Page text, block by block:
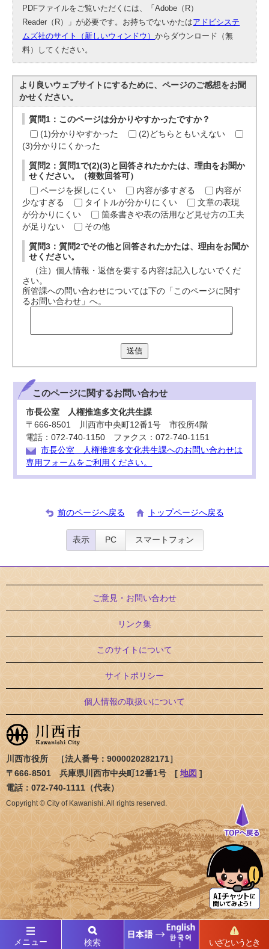
PDFファイルをご覧いただくには、「Adobe（R）
Reader（R）」が必要です。お持ちでないかたはアドビシステ
ムズ社のサイト（新しいウィンドウ）からダウンロード（無
料）してください。
より良いウェブサイトにするために、ページのご感想をお聞
かせください。
質問1：このページは分かりやすかったですか？
(1)分かりやすかった
(2)どちらともいえない
(3)分かりにくかった
質問2：質問1で(2)(3)と回答されたかたは、理由をお聞か
せください。（複数回答可）
ページを探しにくい
内容が多すぎる
内容が
少なすぎる
タイトルが分かりにくい
文章の表現
が分かりにくい
箇条書きや表の活用など見せ方の工夫
が足りない
その他
質問3：質問2でその他と回答されたかたは、理由をお聞か
せください。
（注）個人情報・返信を要する内容は記入しないでくだ
さい。
所管課への問い合わせについては下の「このページに関す
るお問い合わせ」へ。
送信
このページに関するお問い合わせ
市長公室 人権推進多文化共生課
〒666-8501 川西市中央町12番1号 市役所4階
電話：072-740-1150 ファクス：072-740-1151
市長公室 人権推進多文化共生課へのお問い合わせは
専用フォームをご利用ください。
メニュー 検索 いざというとき
前のページへ戻る トップページへ戻る
表示 PC スマートフォン
ご意見・お問い合わせ
リンク集
このサイトについて
サイトポリシー
個人情報の取扱いについて
川西市役所 ［法人番号：9000020282171］
〒666-8501 兵庫県川西市中央町12番1号 [ 地図 ]
電話：072-740-1111（代表）
Copyright © City of Kawanishi. All rights reserved.